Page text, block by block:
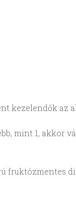
kezelendők az
mint 1, akkor
fruktózmentes